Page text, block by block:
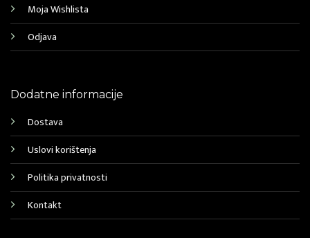
Moja Wishlista
Odjava
Dodatne informacije
Dostava
Uslovi korištenja
Politika privatnosti
Kontakt